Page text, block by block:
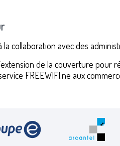
la collaboration avec des
de la couverture pour
FREEWIFI.ne aux